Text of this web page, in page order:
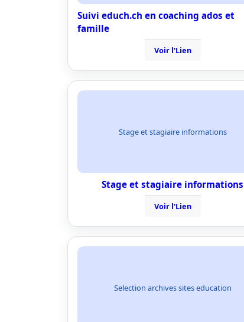
Suivi educh.ch en coaching ados et
famille
Voir l'Lien
Stage et stagiaire informations
Stage et stagiaire informations
Voir l'Lien
Selection archives sites education